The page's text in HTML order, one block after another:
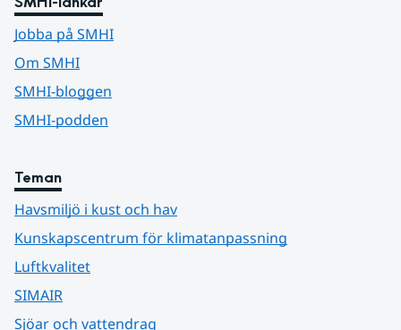
Jobba på SMHI
Om SMHI
SMHI-bloggen
SMHI-podden
Teman
Havsmiljö i kust och hav
Kunskapscentrum för klimatanpassning
Luftkvalitet
SIMAIR
Sjöar och vattendrag